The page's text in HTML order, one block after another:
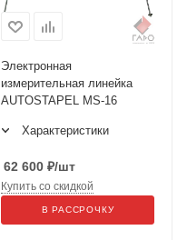
Электронная
измерительная линейка
AUTOSTAPEL MS-16
Характеристики
62 600 ₽/шт
Купить со скидкой
В РАССРОЧКУ